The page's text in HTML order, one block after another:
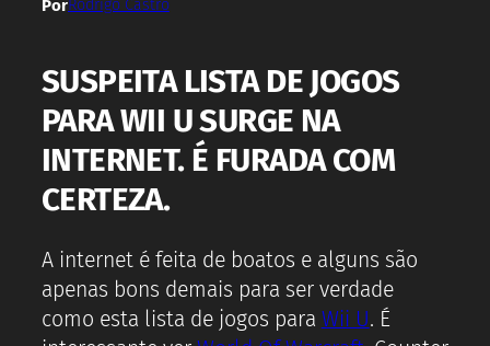
PorRodrigo Castro
SUSPEITA LISTA DE JOGOS
PARA WII U SURGE NA
INTERNET. É FURADA COM
CERTEZA.
A internet é feita de boatos e alguns são
apenas bons demais para ser verdade
como esta lista de jogos para Wii U. É